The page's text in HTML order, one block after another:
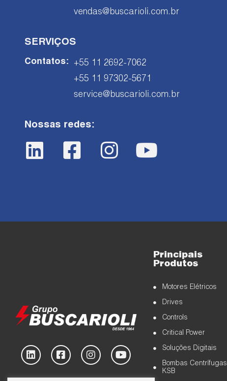
vendas@buscarioli.com.br
SERVIÇOS
Contatos:
+55 11 2692-7062
+55 11 97302-5671
service@buscarioli.com.br
Nossas redes:
Principais
Produtos
Motores Elétricos
Drives
Controls
Critical Power
Soluções Digitais
Bombas Centrífugas
KSB